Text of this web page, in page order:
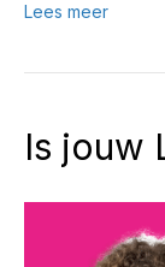
Lees meer
Is jouw